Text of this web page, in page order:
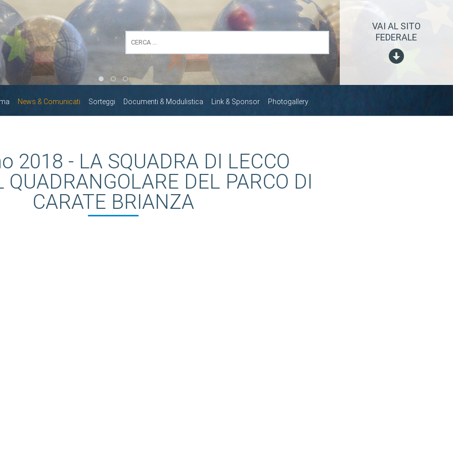
VAI AL SITO
FEDERALE
News & Comunicati Sorteggi Documenti & Modulistica Link & Sponsor Photogallery
2018 - LA SQUADRA DI LECCO
QUADRANGOLARE DEL PARCO DI
CARATE BRIANZA